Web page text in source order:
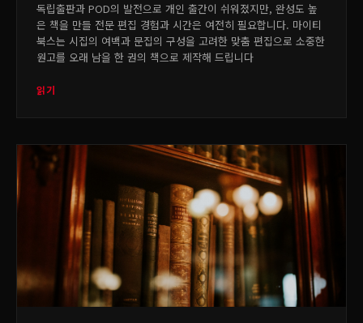
독립출판과 POD의 발전으로 개인 출간이 쉬워졌지만, 완성도 높
은 책을 만들 전문 편집 경험과 시간은 여전히 필요합니다. 마이티
북스는 시집의 여백과 문집의 구성을 고려한 맞춤 편집으로 소중한
원고를 오래 남을 한 권의 책으로 제작해 드립니다
읽기